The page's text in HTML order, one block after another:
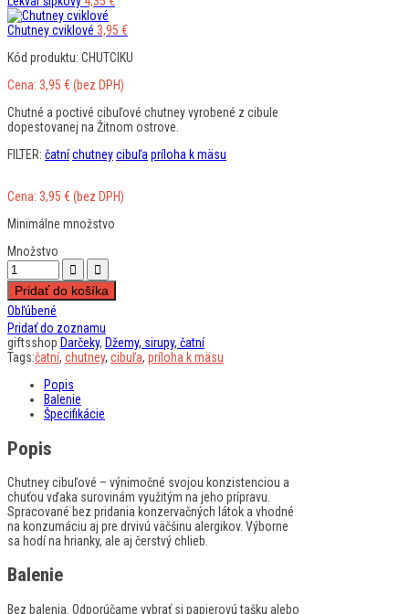
Chutney cviklové 3,95 €
Kód produktu: CHUTCIKU
Cena: 3,95 €(bez DPH)
Chutné a poctivé cibuľové chutney vyrobené z cibule
dopestovanej na Žitnom ostrove.
FILTER: čatníchutneycibuľa príloha k mäsu
Cena: 3,95 €(bez DPH)
Minimálne množstvo
Množstvo
Pridať do košíka
Obľúbené
Pridať do zoznamu
giftsshop Darčeky, Džemy, sirupy, čatní
Tags:čatní, chutney, cibuľa, príloha k mäsu
Popis
Balenie
Špecifikácie
Popis
Chutney cibuľové – výnimočné svojou konzistenciou a
chuťou vďaka surovinám využitým na jeho prípravu.
Spracované bez pridania konzervačných látok a vhodné
na konzumáciu aj pre drvivú väčšinu alergikov. Výborne
sa hodí na hrianky, ale aj čerstvý chlieb.
Balenie
Bez balenia. Odporúčame vybrať si papierovú tašku alebo